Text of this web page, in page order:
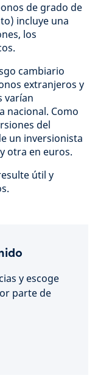
de grado de
incluye una
los
cambiario
extranjeros y
varían
nacional. Como
del
un inversionista
otra en euros.
útil y
y escoge
parte de